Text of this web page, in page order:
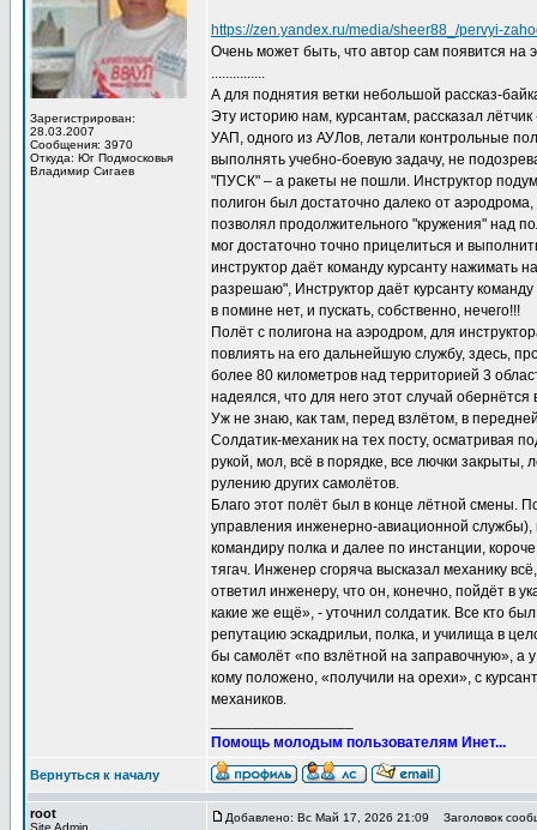
Зарегистрирован:
28.03.2007
Сообщения: 3970
Откуда: Юг Подмосковья
Владимир Сигаев
https://zen.yandex.ru/media/sheer88_/pervyi-
Очень может быть, что автор сам появится на
...............
А для поднятия ветки небольшой рассказ-
Эту историю нам, курсантам, рассказал
УАП, одного из АУЛов, летали контрольные
выполнять учебно-боевую задачу, не
"ПУСК" – а ракеты не пошли. Инструктор
полигон был достаточно далеко от
позволял продолжительного "кружения" над
мог достаточно точно прицелиться и
инструктор даёт команду курсанту нажимать
разрешаю", Инструктор даёт курсанту
в помине нет, и пускать, собственно, нечего!!!
Полёт с полигона на аэродром, для
повлиять на его дальнейшую службу, здесь,
более 80 километров над территорией 3
надеялся, что для него этот случай
Уж не знаю, как там, перед взлётом, в
Солдатик-механик на тех посту, осматривая
рукой, мол, всё в порядке, все лючки закрыты,
рулению других самолётов.
Благо этот полёт был в конце лётной смены.
управления инженерно-авиационной службы),
командиру полка и далее по инстанции,
тягач. Инженер сгоряча высказал механику
ответил инженеру, что он, конечно, пойдёт в
какие же ещё», - уточнил солдатик. Все кто
репутацию эскадрильи, полка, и училища в
бы самолёт «по взлётной на заправочную», а
кому положено, «получили на орехи», с
механиков.
Помощь молодым пользователям Инет...
Вернуться к началу
root
Site Admin
Добавлено: Вс Май 17, 2026 21:09 Заголовок